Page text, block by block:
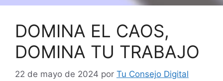
DOMINA EL CAOS,
DOMINA TU TRABAJO
22 de mayo de 2024 por Tu Consejo Digital